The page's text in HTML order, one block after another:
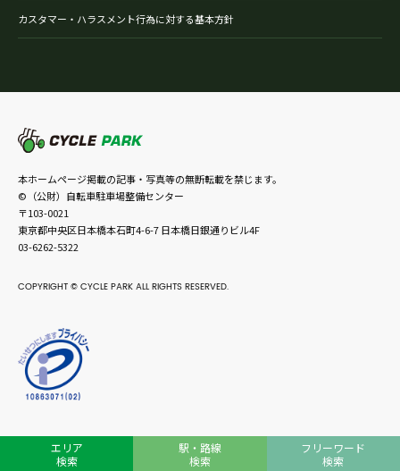
カスタマー・ハラスメント行為に対する基本方針
本ホームページ掲載の記事・写真等の無断転載を禁じます。
©（公財）自転車駐車場整備センター
〒103-0021
東京都中央区日本橋本石町4-6-7 日本橋日銀通りビル4F
03-6262-5322
COPYRIGHT © CYCLE PARK ALL RIGHTS RESERVED.
エリア
検索
駅・路線
検索
フリーワード
検索